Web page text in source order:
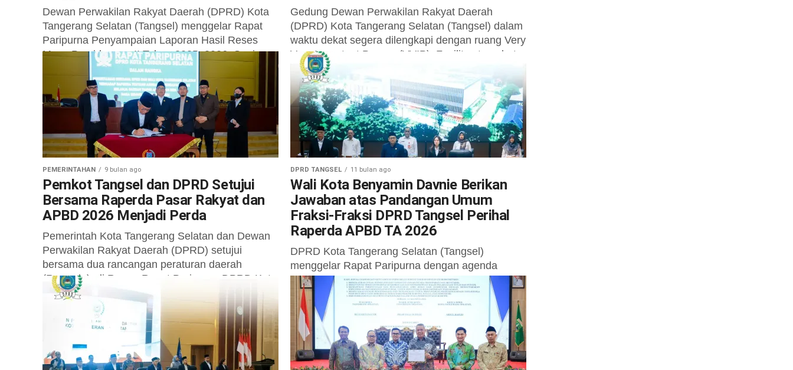
Dewan Perwakilan Rakyat Daerah (DPRD) Kota
Tangerang Selatan (Tangsel) menggelar Rapat
Paripurna Penyampaian Laporan Hasil Reses
Masa Persidangan II Tahun 2025–2026, Senin
(8/12/2025). Dalam rapat tersebut,...
Gedung Dewan Perwakilan Rakyat Daerah
(DPRD) Kota Tangerang Selatan (Tangsel) dalam
waktu dekat segera dilengkapi dengan ruang Very
Very Important Person (VVIP). Fasilitas tersebut
disiapkan untuk...
PEMERINTAHAN 9 bulan ago
Pemkot Tangsel dan DPRD Setujui
Bersama Raperda Pasar Rakyat dan
APBD 2026 Menjadi Perda
Pemerintah Kota Tangerang Selatan dan Dewan
Perwakilan Rakyat Daerah (DPRD) setujui
bersama dua rancangan peraturan daerah
(Raperda), di Ruang Rapat Paripurna DPRD Kota
Tangsel Rabu, 19...
DPRD TANGSEL 11 bulan ago
Wali Kota Benyamin Davnie Berikan
Jawaban atas Pandangan Umum
Fraksi-Fraksi DPRD Tangsel Perihal
Raperda APBD TA 2026
DPRD Kota Tangerang Selatan (Tangsel)
menggelar Rapat Paripurna dengan agenda
Jawaban Wali Kota atas Pandangan Umum
Fraksi-fraksi mengenai Raperda APBD Tahun
Anggaran 2026. Rapat ini dipimpin...